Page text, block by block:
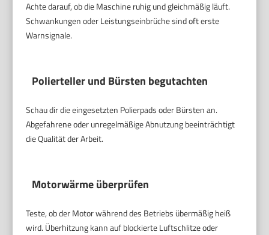
Achte darauf, ob die Maschine ruhig und gleichmäßig läuft.
Schwankungen oder Leistungseinbrüche sind oft erste
Warnsignale.
Polierteller und Bürsten begutachten
Schau dir die eingesetzten Polierpads oder Bürsten an.
Abgefahrene oder unregelmäßige Abnutzung beeinträchtigt
die Qualität der Arbeit.
Motorwärme überprüfen
Teste, ob der Motor während des Betriebs übermäßig heiß
wird. Überhitzung kann auf blockierte Luftschlitze oder